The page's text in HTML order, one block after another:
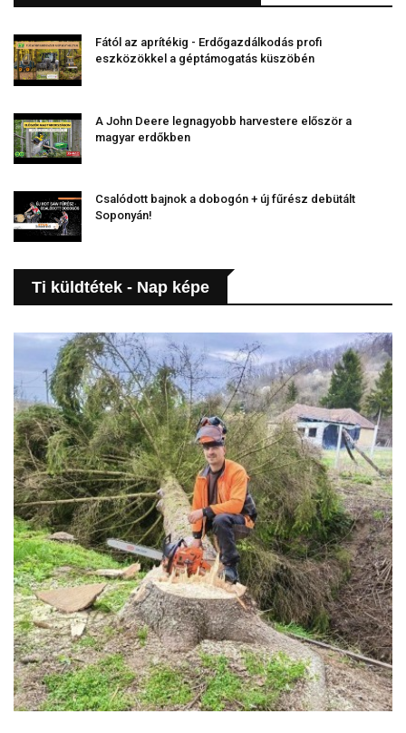
Fától az aprítékig - Erdőgazdálkodás profi
eszközökkel a géptámogatás küszöbén
A John Deere legnagyobb harvestere először a
magyar erdőkben
Csalódott bajnok a dobogón + új fűrész debütált
Soponyán!
Ti küldtétek - Nap képe